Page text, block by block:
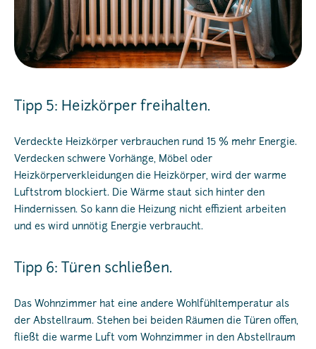
Tipp 5: Heizkörper freihalten.
Verdeckte Heizkörper verbrauchen rund 15 % mehr Energie.
Verdecken schwere Vorhänge, Möbel oder
Heizkörperverkleidungen die Heizkörper, wird der warme
Luftstrom blockiert. Die Wärme staut sich hinter den
Hindernissen. So kann die Heizung nicht effizient arbeiten
und es wird unnötig Energie verbraucht.
Tipp 6: Türen schließen.
Das Wohnzimmer hat eine andere Wohlfühltemperatur als
der Abstellraum. Stehen bei beiden Räumen die Türen offen,
fließt die warme Luft vom Wohnzimmer in den Abstellraum